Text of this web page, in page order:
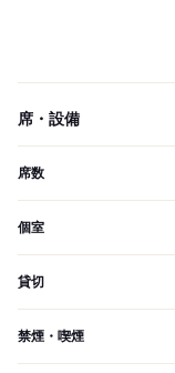
席・設備
席数
個室
貸切
禁煙・喫煙